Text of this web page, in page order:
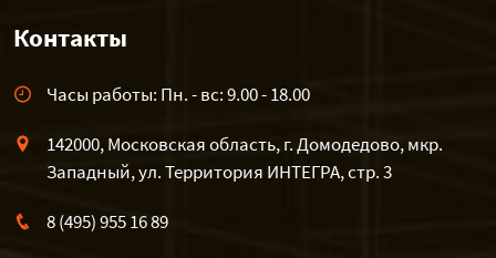
Контакты
Часы работы: Пн. - вс: 9.00 - 18.00
142000, Московская область, г. Домодедово, мкр.
Западный, ул. Территория ИНТЕГРА, стр. 3
8 (495) 955 16 89